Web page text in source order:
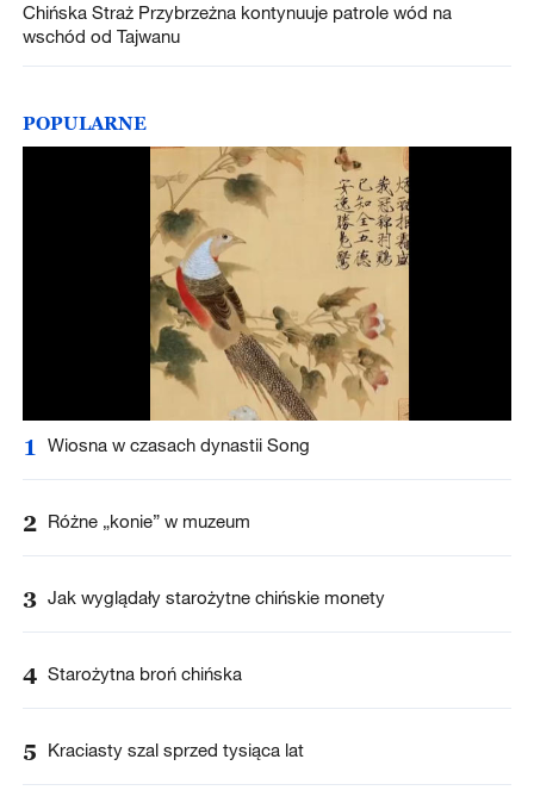
Chińska Straż Przybrzeżna kontynuuje patrole wód na
wschód od Tajwanu
POPULARNE
1 Wiosna w czasach dynastii Song
2 Różne „konie” w muzeum
3 Jak wyglądały starożytne chińskie monety
4 Starożytna broń chińska
5 Kraciasty szal sprzed tysiąca lat